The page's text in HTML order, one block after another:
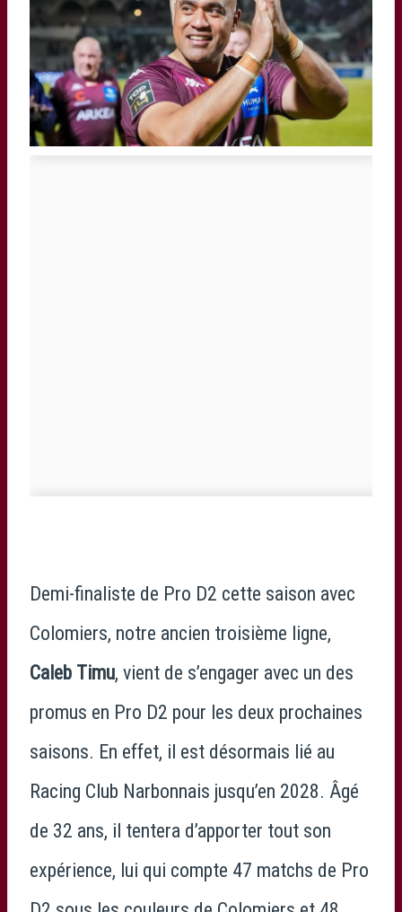
Demi-finaliste de Pro D2 cette saison avec
Colomiers, notre ancien troisième ligne,
Caleb Timu, vient de s’engager avec un des
promus en Pro D2 pour les deux prochaines
saisons. En effet, il est désormais lié au
Racing Club Narbonnais jusqu’en 2028. Âgé
de 32 ans, il tentera d’apporter tout son
expérience, lui qui compte 47 matchs de Pro